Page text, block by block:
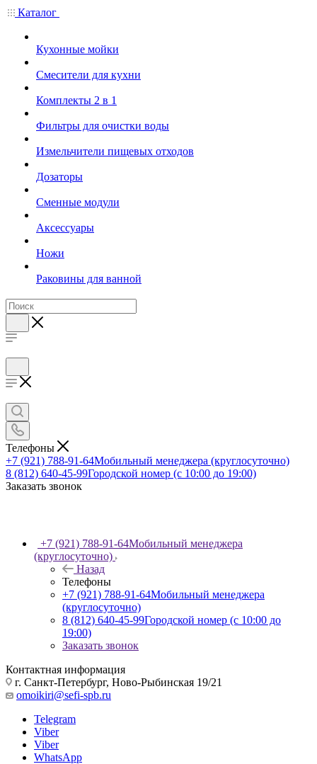
Каталог
Кухонные мойки
Смесители для кухни
Комплекты 2 в 1
Фильтры для очистки воды
Измельчители пищевых отходов
Дозаторы
Cменные модули
Аксессуары
Ножи
Раковины для ванной
Телефоны
+7 (921) 788-91-64Мобильный менеджера (круглосуточно)
8 (812) 640-45-99Городской номер (с 10:00 до 19:00)
Заказать звонок
+7 (921) 788-91-64Мобильный менеджера
(круглосуточно)
Назад
Телефоны
+7 (921) 788-91-64Мобильный менеджера
(круглосуточно)
8 (812) 640-45-99Городской номер (с 10:00 до
19:00)
Заказать звонок
Контактная информация
г. Санкт-Петербург, Ново-Рыбинская 19/21
omoikiri@sefi-spb.ru
Telegram
Viber
Viber
WhatsApp